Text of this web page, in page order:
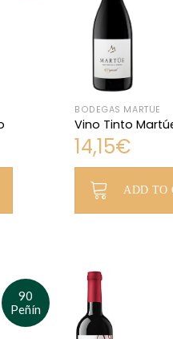
BODEGAS MARTÚE
Vino Tinto
14,15€
ADD TO
90
Peñín